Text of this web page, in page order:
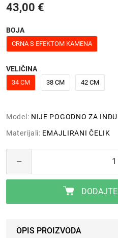
43,00 €
BOJA
CRNA S EFEKTOM KAMENA
VELIČINA
34 CM 38 CM 42 CM
Model: NIJE POGODNO ZA
Materijali: EMAJLIRANI ČELIK
OPIS PROIZVODA